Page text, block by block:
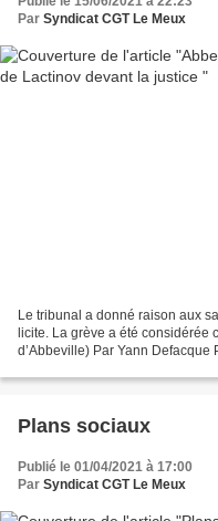
Par Syndicat CGT Le Meux
Le tribunal a donné raison aux
licite. La grève a été considérée
d’Abbeville) Par Yann Defacque
Plans sociaux
Publié le 01/04/2021 à 17:00
Par Syndicat CGT Le Meux